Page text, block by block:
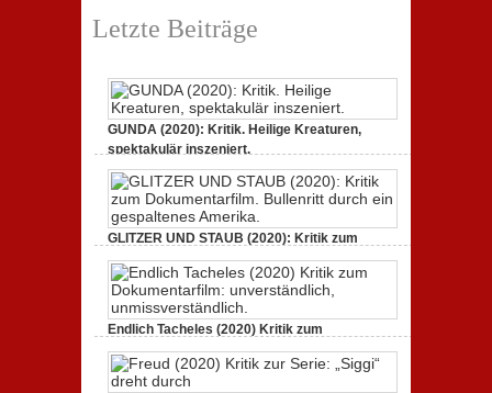
Letzte Beiträge
GUNDA (2020): Kritik. Heilige Kreaturen,
spektakulär inszeniert.
GLITZER UND STAUB (2020): Kritik zum
Dokumentarfilm. Bullenritt durch ein
gespaltenes Amerika.
3. Oktober 2020,2 Comments
Endlich Tacheles (2020) Kritik zum
Dokumentarfilm: unverständlich,
unmissverständlich.
19. Mai 2020,0 Comments